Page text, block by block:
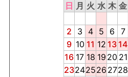
日 月 火 水 木 金
2
3 4 5 6 7
9 10 11 12 13 14
16 17 18 19 20 21
23242526 2728